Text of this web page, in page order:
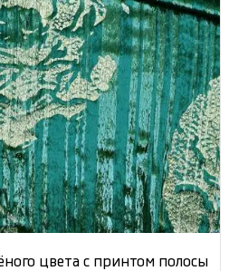
цвета с принтом полосы